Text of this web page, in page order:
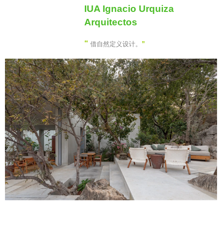
IUA Ignacio Urquiza
Arquitectos
“ 借自然定义设计。 ”